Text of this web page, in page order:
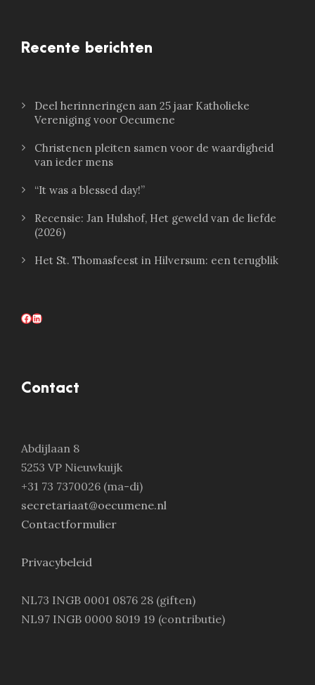
Recente berichten
Deel herinneringen aan 25 jaar Katholieke
Vereniging voor Oecumene
Christenen pleiten samen voor de waardigheid
van ieder mens
“It was a blessed day!”
Recensie: Jan Hulshof, Het geweld van de liefde
(2026)
Het St. Thomasfeest in Hilversum: een terugblik
Facebook LinkedIn
Contact
Abdijlaan 8
5253 VP Nieuwkuijk
+31 73 7370026 (ma-di)
secretariaat@oecumene.nl
Contactformulier
Privacybeleid
NL73 INGB 0001 0876 28 (giften)
NL97 INGB 0000 8019 19 (contributie)